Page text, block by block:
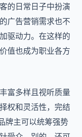
的日常日子中扮演
广告营销需求也不
驱动力。在这样的
值也成为职业各方
富多样且视听质量
权和灵活性，完结
牌主可以统筹强势